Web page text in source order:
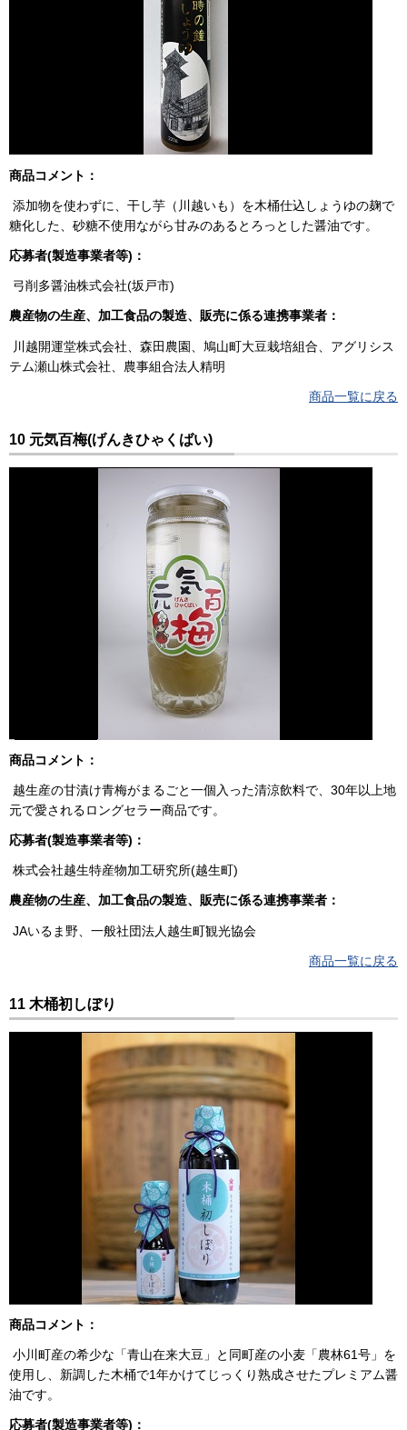
商品コメント：
添加物を使わずに、干し芋（川越いも）を木桶仕込しょうゆの麹で
糖化した、砂糖不使用ながら甘みのあるとろっとした醤油です。
応募者(製造事業者等)：
弓削多醤油株式会社(坂戸市)
農産物の生産、加工食品の製造、販売に係る連携事業者：
川越開運堂株式会社、森田農園、鳩山町大豆栽培組合、アグリシス
テム瀬山株式会社、農事組合法人精明
商品一覧に戻る
10 元気百梅(げんきひゃくばい)
商品コメント：
越生産の甘漬け青梅がまるごと一個入った清涼飲料で、30年以上地
元で愛されるロングセラー商品です。
応募者(製造事業者等)：
株式会社越生特産物加工研究所(越生町)
農産物の生産、加工食品の製造、販売に係る連携事業者：
JAいるま野、一般社団法人越生町観光協会
商品一覧に戻る
11 木桶初しぼり
商品コメント：
小川町産の希少な「青山在来大豆」と同町産の小麦「農林61号」を
使用し、新調した木桶で1年かけてじっくり熟成させたプレミアム醤
油です。
応募者(製造事業者等)：